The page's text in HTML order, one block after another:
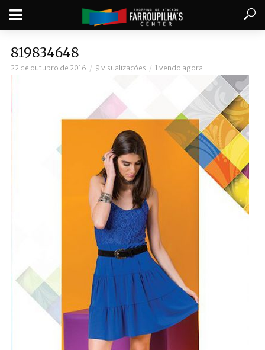
819834648
22 de outubro de 2016 9 visualizações 1 vendo agora